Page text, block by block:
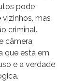
pode
mas
criminal.
câmera
que está em
e a verdade